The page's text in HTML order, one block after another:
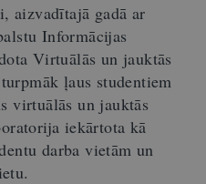
aizvadītajā gadā ar
Informācijas
Virtuālās un jauktās
ļaus studentiem
virtuālās un jauktās
iekārtota kā
darba vietām un